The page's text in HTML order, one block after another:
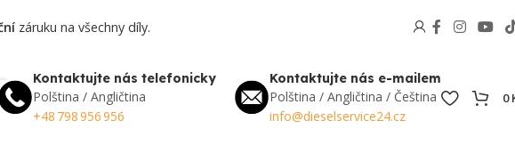
záruku na všechny díly.
Kontaktujte nás telefonicky
Polština / Angličtina
+48 798 956 956
Kontaktujte nás e-mailem
Polština / Angličtina / Čeština
info@dieselservice24.cz
0